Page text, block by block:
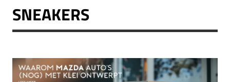
SNEAKERS